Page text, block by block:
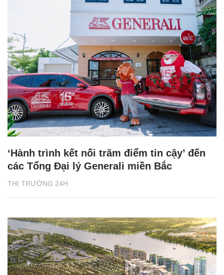
THỊ TRƯỜNG 24H
‘Hành trình kết nối trăm điểm tin cậy’ đến
các Tổng Đại lý Generali miền Bắc